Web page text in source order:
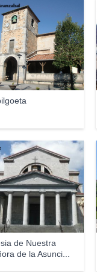
de Nuestra
de la Asunci...